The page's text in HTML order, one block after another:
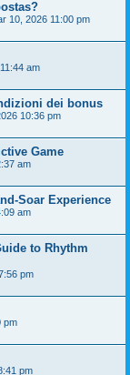
10, 2026 11:00 pm
am
dei bonus
10:36 pm
Game
am
Soar Experience
am
to Rhythm
pm
pm
pm